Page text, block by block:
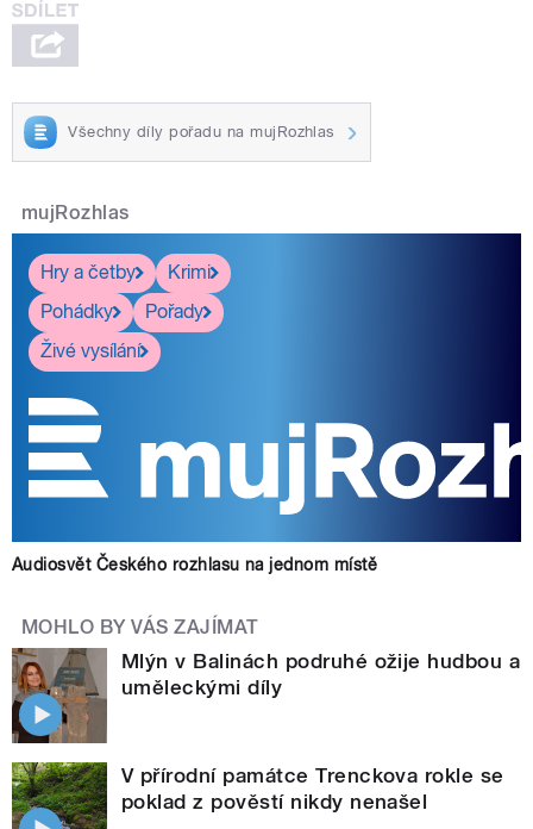
Všechny díly pořadu na mujRozhlas
mujRozhlas
Hry a četby
Krimi
Pohádky
Pořady
Živé vysílání
Audiosvět Českého rozhlasu na jednom místě
MOHLO BY VÁS ZAJÍMAT
Mlýn v Balinách podruhé ožije hudbou a
uměleckými díly
V přírodní památce Trenckova rokle se
poklad z pověstí nikdy nenašel